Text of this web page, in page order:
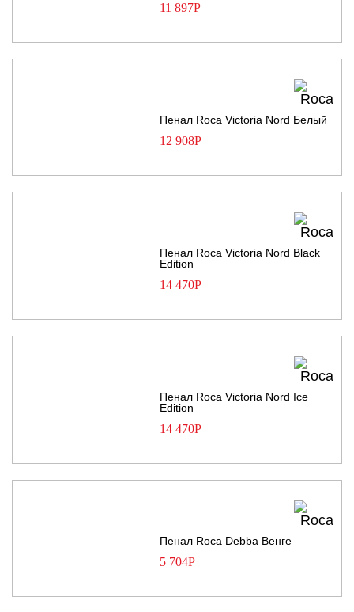
11 897Р
Пенал Roca Victoria Nord Белый
12 908Р
Пенал Roca Victoria Nord Black
Edition
14 470Р
Пенал Roca Victoria Nord Ice
Edition
14 470Р
Пенал Roca Debba Венге
5 704Р